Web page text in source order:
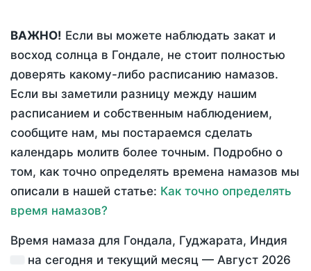
ВАЖНО! Если вы можете наблюдать закат и
восход солнца в Гондале, не стоит полностью
доверять какому-либо расписанию намазов.
Если вы заметили разницу между нашим
расписанием и собственным наблюдением,
сообщите нам, мы постараемся сделать
календарь молитв более точным. Подробно о
том, как точно определять времена намазов мы
описали в нашей статье: Как точно определять
время намазов?
Время намаза для Гондала, Гуджарата, Индия
на сегодня и текущий месяц — Август 2026